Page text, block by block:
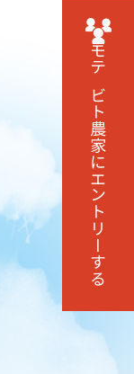
モテビト農家に
エントリーする